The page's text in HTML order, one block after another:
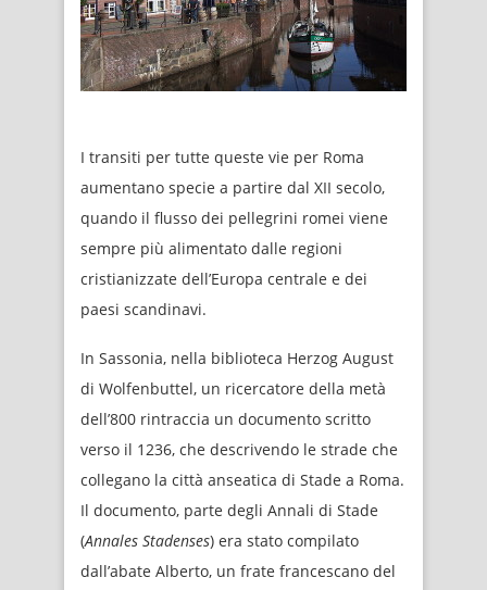
I transiti per tutte queste vie per Roma
aumentano specie a partire dal XII secolo,
quando il flusso dei pellegrini romei viene
sempre più alimentato dalle regioni
cristianizzate dell’Europa centrale e dei
paesi scandinavi.
In Sassonia, nella biblioteca Herzog August
di Wolfenbuttel, un ricercatore della metà
dell’800 rintraccia un documento scritto
verso il 1236, che descrivendo le strade che
collegano la città anseatica di Stade a Roma.
Il documento, parte degli Annali di Stade
(Annales Stadenses) era stato compilato
dall’abate Alberto, un frate francescano del